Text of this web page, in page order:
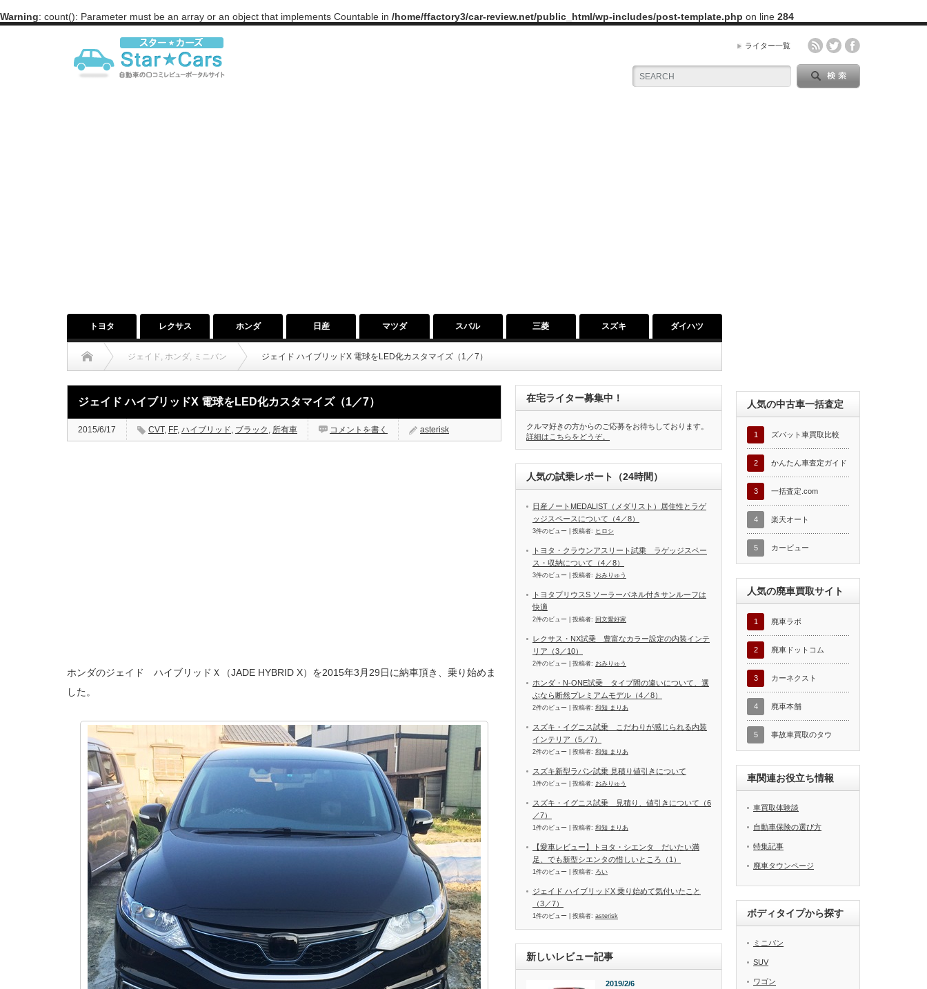
Warning: count(): Parameter must be an array or an object that implements Countable in /home/ffactory3/car-review.net/public_html/wp-includes/post-template.php on line 284
ライター一覧
トヨタ レクサス ホンダ 日産 マツダ スバル 三菱 スズキ ダイハツ
ジェイド , ホンダ, ミニバン ジェイド ハイブリッドX 電球をLED化カスタマイズ（1／7）
ジェイド ハイブリッドX 電球をLED化カスタマイズ（1／7）
2015/6/17 CVT, FF, ハイブリッド, ブラック , 所有車 コメントを書く asterisk
ホンダのジェイド ハイブリッドＸ（JADE HYBRID X）を2015年3月29日に納車頂き、乗り始めま
した。
在宅ライター募集中！
クルマ好きの方からのご応募をお待ちしております。
詳細はこちらをどうぞ。
人気の試乗レポート（24時間）
日産ノートMEDALIST（メダリスト）居住性とラゲ
ッジスペースについて（4／8）
3件のビュー 投稿者: ヒロシ
トヨタ・クラウンアスリート試乗 ラゲッジスペー
ス・収納について（4／8）
3件のビュー 投稿者: おみりゅう
トヨタプリウスS ソーラーパネル付きサンルーフは
快適
2件のビュー 投稿者: 回文愛好家
レクサス・NX試乗 豊富なカラー設定の内装インテ
リア（3／10）
2件のビュー 投稿者: おみりゅう
ホンダ・N-ONE試乗 タイプ間の違いについて、選
ぶなら断然プレミアムモデル（4／8）
2件のビュー 投稿者: 和知 まりあ
スズキ・イグニス試乗 こだわりが感じられる内装
インテリア（5／7）
2件のビュー 投稿者: 和知 まりあ
スズキ新型ラパン試乗 見積り値引きについて
1件のビュー 投稿者: おみりゅう
スズキ・イグニス試乗 見積り、値引きについて（6
／7）
1件のビュー 投稿者: 和知 まりあ
【愛車レビュー】トヨタ・シエンタ だいたい満
足、でも新型シエンタの惜しいところ（1）
1件のビュー 投稿者: ろい
ジェイド ハイブリッドX 乗り始めて気付いたこと
（3／7）
1件のビュー 投稿者: asterisk
新しいレビュー記事
2019/2/6
人気の中古車一括査定
1 ズバット車買取比較
2 かんたん車査定ガイド
3 一括査定.com
4 楽天オート
5 カービュー
人気の廃車買取サイト
1 廃車ラボ
2 廃車ドットコム
3 カーネクスト
4 廃車本舗
5 事故車買取のタウ
車関連お役立ち情報
車買取体験談
自動車保険の選び方
特集記事
廃車タウンページ
ボディタイプから探す
ミニバン
SUV
ワゴン